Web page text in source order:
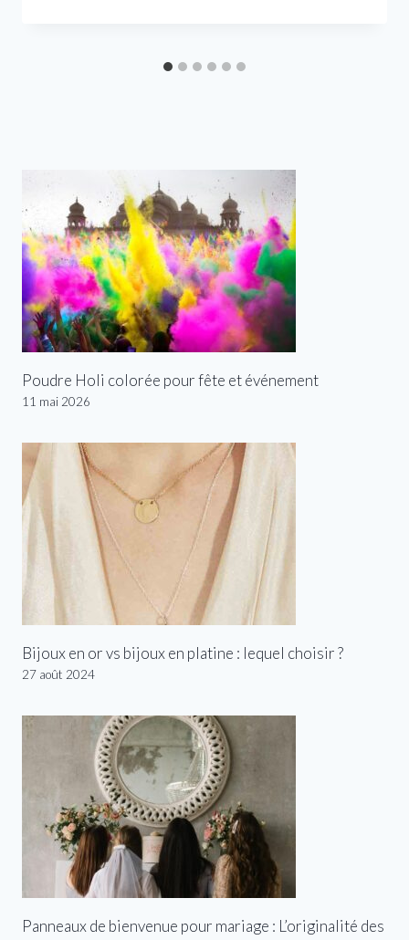
Poudre Holi colorée pour fête et événement
11 mai 2026
Bijoux en or vs bijoux en platine : lequel choisir ?
27 août 2024
Panneaux de bienvenue pour mariage : L’originalité des